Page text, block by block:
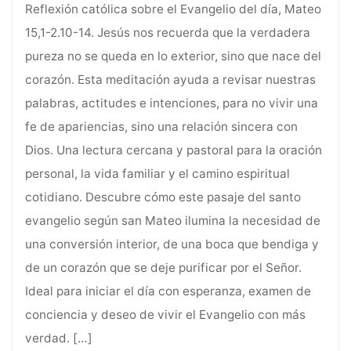
Reflexión católica sobre el Evangelio del día, Mateo
15,1-2.10-14. Jesús nos recuerda que la verdadera
pureza no se queda en lo exterior, sino que nace del
corazón. Esta meditación ayuda a revisar nuestras
palabras, actitudes e intenciones, para no vivir una
fe de apariencias, sino una relación sincera con
Dios. Una lectura cercana y pastoral para la oración
personal, la vida familiar y el camino espiritual
cotidiano. Descubre cómo este pasaje del santo
evangelio según san Mateo ilumina la necesidad de
una conversión interior, de una boca que bendiga y
de un corazón que se deje purificar por el Señor.
Ideal para iniciar el día con esperanza, examen de
conciencia y deseo de vivir el Evangelio con más
verdad. […]